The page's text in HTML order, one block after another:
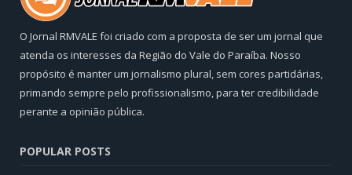
O Jornal RMVALE foi criado com a proposta de ser um jornal que
atenda os interesses da Região do Vale do Paraíba. Nosso
propósito é manter um jornalismo plural, sem cores partidárias,
primando sempre pelo profissionalismo, para ter credibilidade
perante a opinião pública.
POPULAR POSTS